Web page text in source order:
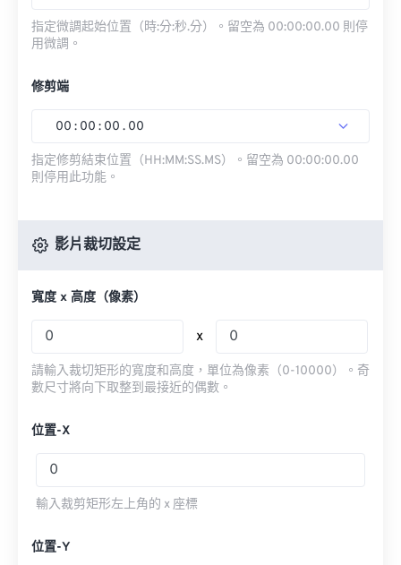
指定微調起始位置（時:分:秒.分）。留空為 00:00:00.00 則停
用微調。
修剪端
00 : 00 : 00 . 00
指定修剪結束位置（HH:MM:SS.MS）。留空為 00:00:00.00
則停用此功能。
影片裁切設定
寬度 x 高度（像素）
x
請輸入裁切矩形的寬度和高度，單位為像素（0-10000）。奇
數尺寸將向下取整到最接近的偶數。
位置-X
輸入裁剪矩形左上角的 x 座標
位置-Y